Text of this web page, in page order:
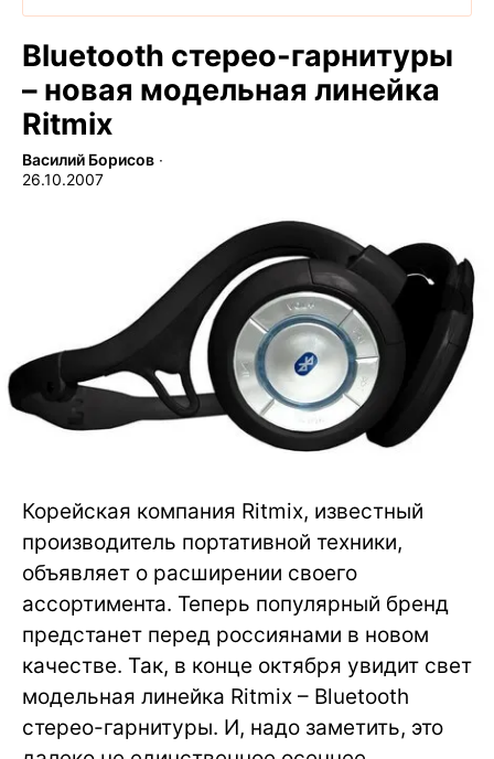
Bluetooth стерео-гарнитуры
– новая модельная линейка
Ritmix
Василий Борисов ∙
26.10.2007
Корейская компания Ritmix, известный
производитель портативной техники,
объявляет о расширении своего
ассортимента. Теперь популярный бренд
предстанет перед россиянами в новом
качестве. Так, в конце октября увидит свет
модельная линейка Ritmix – Bluetooth
стерео-гарнитуры. И, надо заметить, это